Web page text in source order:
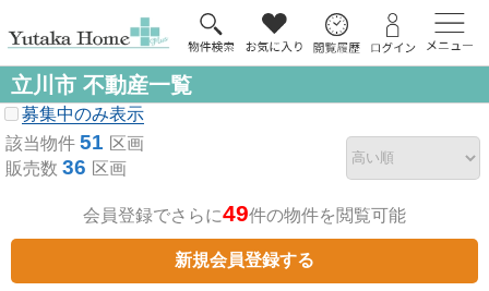
立川市 不動産一覧
募集中のみ表示
該当物件 51 区画
販売数 36 区画
会員登録でさらに49件の物件を閲覧可能
新規会員登録する